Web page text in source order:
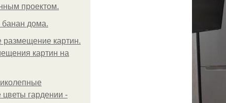
проектом.
банан дома.
размещение картин.
картин на
гардении -